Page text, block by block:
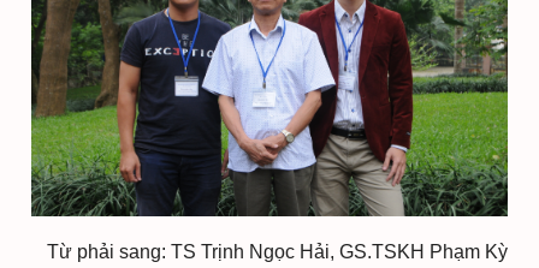
Từ phải sang: TS Trịnh Ngọc Hải, GS.TSKH Phạm Kỳ